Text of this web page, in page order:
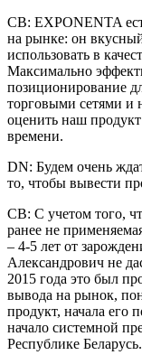
СВ: EXPONENTA
на рынке: он
использовать в
Максимально
позиционирование
торговыми сетями и
оценить наш
времени.
DN: Будем очень
то, чтобы вывести
СВ: С учетом того,
ранее не
– 4-5 лет от
Александрович не
2015 года это был
вывода на рынок,
продукт, начала его
начало системной
Республике Беларусь.